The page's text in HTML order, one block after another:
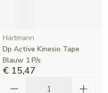
Hartmann
Dp Active Kinesio Tape
Blauw 1 P/s
€ 15,47